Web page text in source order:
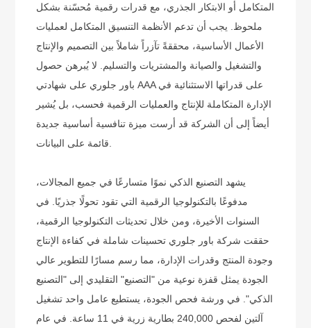
المتكامل أو الابتكار الجذري، مع قدرات رقمية مُحسّنة بشكل
ملحوظ. يجب أن تدعم الأنظمة التنسيق المتكامل لعمليات
الأعمال الأساسية، محققةً تآزراً شاملاً بين التصميم والإنتاج
والتشغيل والصيانة والمشتريات والتسليم. لا يُبرهن حصول
باور جلوري على شهادتي AAA على قدراتها الاستثنائية في
الإدارة المتكاملة للإنتاج والعمليات الرقمية فحسب، بل يُشير
أيضاً إلى أن الشركة قد أرست ميزة تنافسية أساسية جديدة
يشهد التصنيع الذكي نموًا متسارعًا في جميع المجالات،
مدفوعًا بالتكنولوجيا الرقمية التي تقود تحولًا جذريًا. في
السنوات الأخيرة، ومن خلال تحديثات التكنولوجيا الرقمية،
حققت شركة باور جلوري تحسينات شاملة في كفاءة الإنتاج
وجودة المنتج وقدرات الإدارة، مما رسم مسارًا للتطوير عالي
الجودة يمثل قفزة نوعية من "التصنيع" التقليدي إلى "التصنيع
الذكي". في ورشة فحص الجودة، يستطيع عامل واحد تشغيل
آلتين لفحص 240,000 بطارية زرية في 11 ساعة. في عام